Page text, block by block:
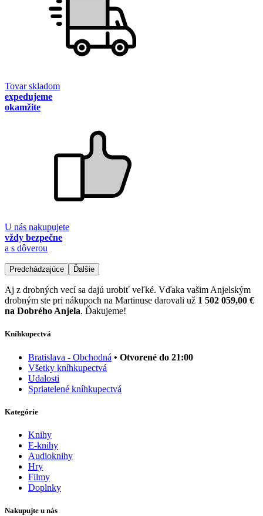
Tovar skladom
expedujeme
okamžite
U nás nakupujete
vždy bezpečne
a s dôverou
Predchádzajúce Ďalšie
Aj z drobných vecí sa dajú urobiť veľké. Vďaka vašim Anjelským
drobným ste pri nákupoch na Martinuse darovali už 1 502 059,00 €
na Dobrého Anjela. Ďakujeme!
Kníhkupectvá
Bratislava - Obchodná • Otvorené do 21:00
Všetky kníhkupectvá
Udalosti
Spriatelené kníhkupectvá
Kategórie
Knihy
E-knihy
Audioknihy
Hry
Filmy
Doplnky
Nakupujte u nás